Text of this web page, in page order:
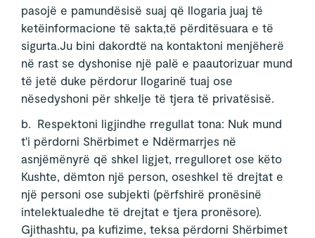
pasojë e pamundësisë suaj që llogaria juaj të
ketëinformacione të sakta,të përditësuara e të
sigurta.Ju bini dakordtë na kontaktoni menjëherë
në rast se dyshonise një palë e paautorizuar mund
të jetë duke përdorur llogarinë tuaj ose
nësedyshoni për shkelje të tjera të privatësisë.
b. Respektoni ligjindhe rregullat tona: Nuk mund
t'i përdorni Shërbimet e Ndërmarrjes në
asnjëmënyrë që shkel ligjet, rregulloret ose këto
Kushte, dëmton një person, oseshkel të drejtat e
një personi ose subjekti (përfshirë pronësinë
intelektualedhe të drejtat e tjera pronësore).
Gjithashtu, pa kufizime, teksa përdorni Shërbimet